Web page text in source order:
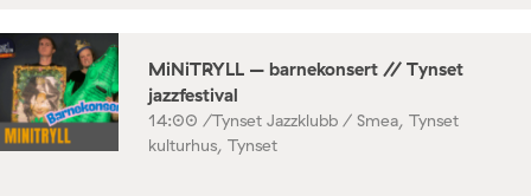
MiNiTRYLL – barnekonsert // Tynset
jazzfestival
14:00 /Tynset Jazzklubb / Smea, Tynset
kulturhus, Tynset